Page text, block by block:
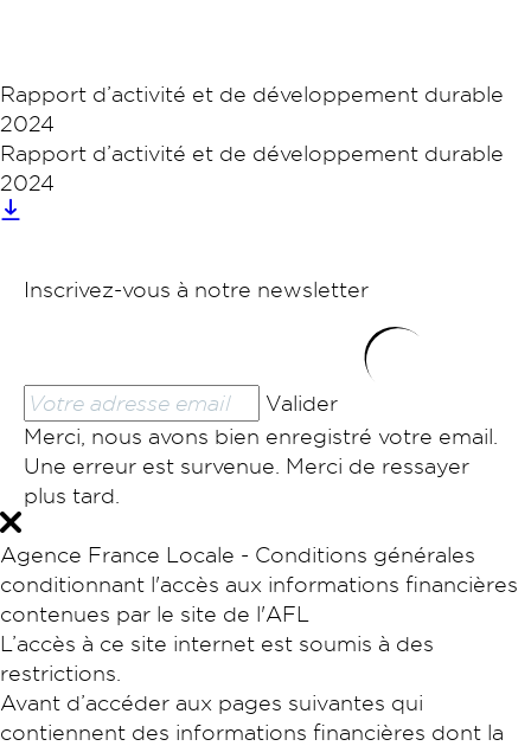
Rapport d’activité et de développement durable
2024
Rapport d’activité et de développement durable
2024
Inscrivez-vous à notre newsletter
Valider
Merci, nous avons bien enregistré votre email.
Une erreur est survenue. Merci de ressayer
plus tard.
Agence France Locale - Conditions générales
conditionnant l'accès aux informations financières
contenues par le site de l'AFL
L’accès à ce site internet est soumis à des
restrictions.
Avant d’accéder aux pages suivantes qui
contiennent des informations financières dont la